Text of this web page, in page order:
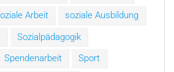
Arbeit
soziale Ausbildung
Sozialpädagogik
Spendenarbeit
Sport